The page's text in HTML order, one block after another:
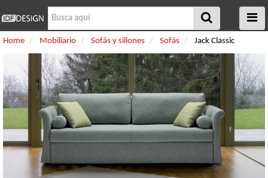
Home Mobiliario Sofás y sillones Sofás Jack Classic